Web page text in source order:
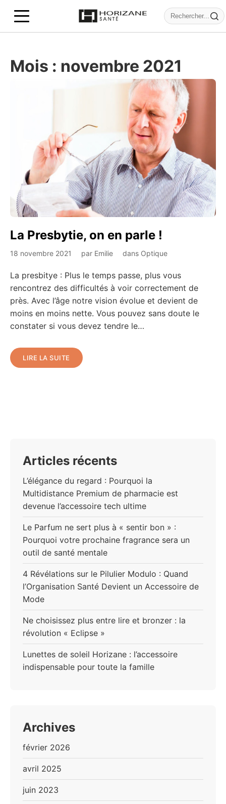
Mois : novembre 2021
La Presbytie, on en parle !
18 novembre 2021 par Emilie dans Optique
La presbitye : Plus le temps passe, plus vous
rencontrez des difficultés à voir correctement de
près. Avec l’âge notre vision évolue et devient de
moins en moins nette. Vous pouvez sans doute le
constater si vous devez tendre le…
LIRE LA SUITE
Articles récents
L’élégance du regard : Pourquoi la
Multidistance Premium de pharmacie est
devenue l’accessoire tech ultime
Le Parfum ne sert plus à « sentir bon » :
Pourquoi votre prochaine fragrance sera un
outil de santé mentale
4 Révélations sur le Pilulier Modulo : Quand
l’Organisation Santé Devient un Accessoire de
Mode
Ne choisissez plus entre lire et bronzer : la
révolution « Eclipse »
Lunettes de soleil Horizane : l’accessoire
indispensable pour toute la famille
Archives
février 2026
avril 2025
juin 2023